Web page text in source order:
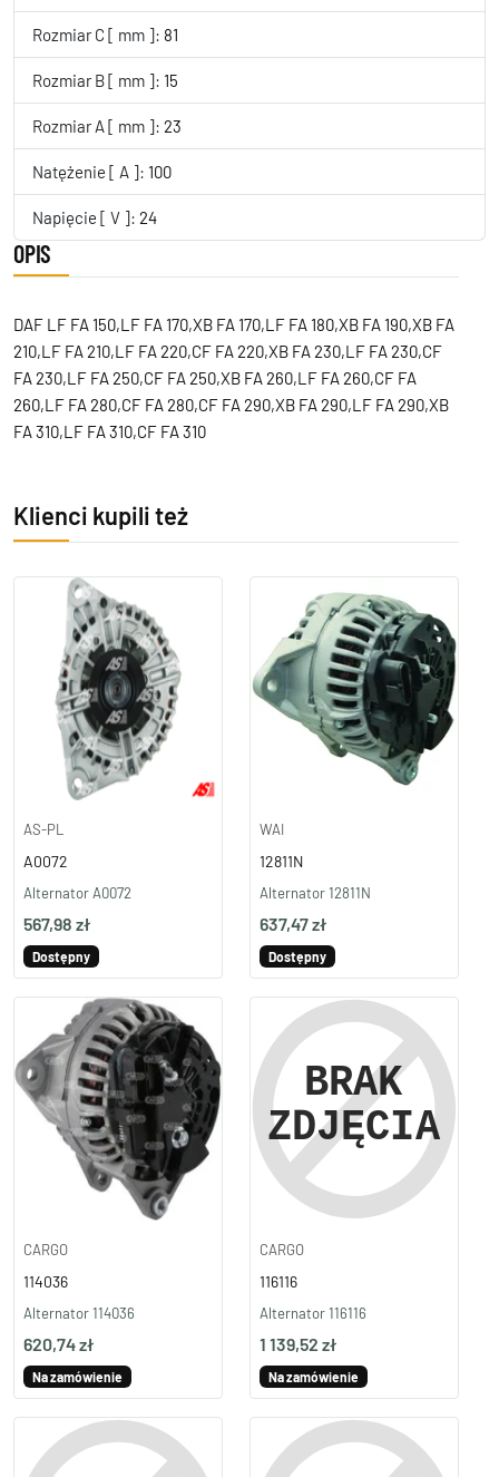
Rozmiar C [ mm ]: 81
Rozmiar B [ mm ]: 15
Rozmiar A [ mm ]: 23
Natężenie [ A ]: 100
Napięcie [ V ]: 24
OPIS
DAF LF FA 150,LF FA 170,XB FA 170,LF FA 180,XB FA 190,XB FA
210,LF FA 210,LF FA 220,CF FA 220,XB FA 230,LF FA 230,CF
FA 230,LF FA 250,CF FA 250,XB FA 260,LF FA 260,CF FA
260,LF FA 280,CF FA 280,CF FA 290,XB FA 290,LF FA 290,XB
FA 310,LF FA 310,CF FA 310
Klienci kupili też
AS-PL
A0072
Alternator A0072
567,98 zł
Dostępny
WAI
12811N
Alternator 12811N
637,47 zł
Dostępny
CARGO
114036
Alternator 114036
620,74 zł
Na zamówienie
CARGO
116116
Alternator 116116
1 139,52 zł
Na zamówienie